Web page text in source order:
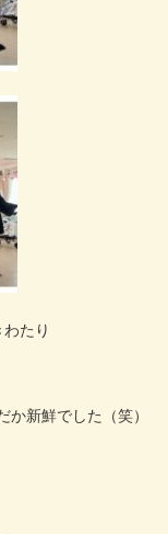
たり
新鮮でした（笑）